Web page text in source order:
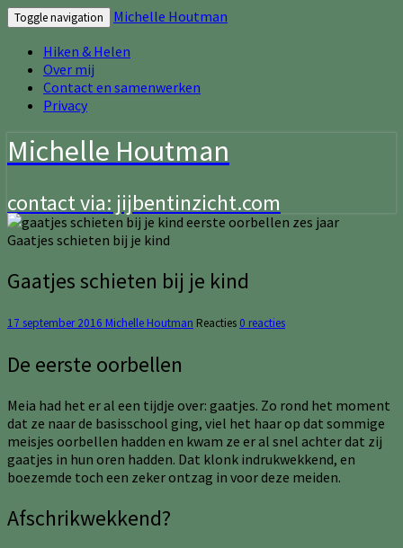
Toggle navigation
Michelle Houtman
Hiken & Helen
Over mij
Contact en samenwerken
Privacy
Michelle Houtman
contact via: jijbentinzicht.com
Gaatjes schieten bij je kind
Gaatjes schieten bij je kind
17 september 2016 Michelle Houtman Reacties 0 reacties
De eerste oorbellen
Meia had het er al een tijdje over: gaatjes. Zo rond het moment
dat ze naar de basisschool ging, viel het haar op dat sommige
meisjes oorbellen hadden en kwam ze er al snel achter dat zij
gaatjes in hun oren hadden. Dat klonk indrukwekkend, en
boezemde toch een zeker ontzag in voor deze meiden.
Afschrikwekkend?